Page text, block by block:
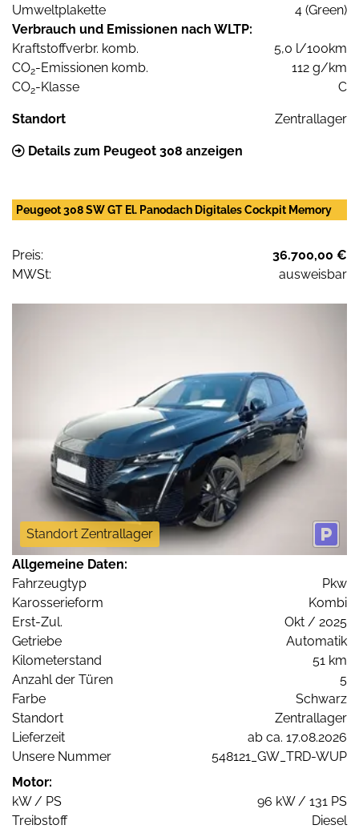
Umweltplakette
4 (Green)
Verbrauch und Emissionen nach WLTP:
Kraftstoffverbr. komb.
5,0 l/100km
CO2-Emissionen komb.
112 g/km
CO2-Klasse C
Standort Zentrallager
Details zum Peugeot 308 anzeigen
Peugeot 308 SW GT El. Panodach Digitales Cockpit Memory
Preis:
36.700,00 €
MWSt:
ausweisbar
Standort Zentrallager
Allgemeine Daten:
Fahrzeugtyp
Pkw
Karosserieform
Kombi
Erst-Zul.
Okt / 2025
Getriebe
Automatik
Kilometerstand
51 km
Anzahl der Türen
5
Farbe
Schwarz
Standort
Zentrallager
Lieferzeit
ab ca. 17.08.2026
Unsere Nummer
548121_GW_TRD-WUP
Motor:
kW / PS
96 kW / 131 PS
Treibstoff
Diesel